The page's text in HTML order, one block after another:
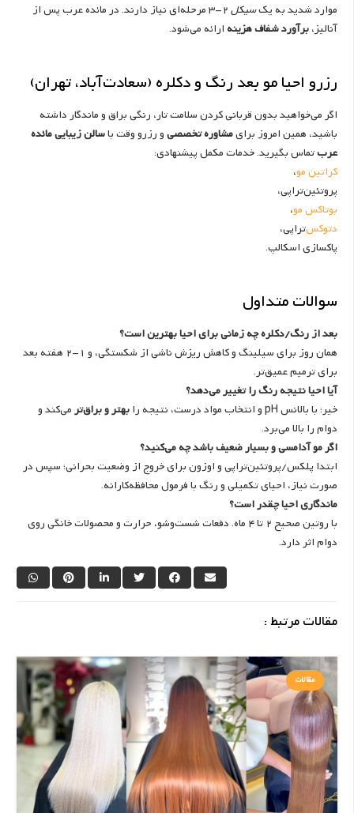
موارد شدید به یکسیکل
2-3 مرحله‌ای نیاز دارند. در مائده عرب پس از
آنالیز،برآورد شفاف هزینهارائه می‌شود.
رزرو احیا مو بعد رنگ و دکلره (سعادت‌آباد، تهران)
اگر می‌خواهید بدون قربانی کردن سلامت تار، رنگی براق و ماندگار داشته
باشید، همین امروز برایمشاوره تخصصیو رزرو وقت باسالن زیبایی مائده
عربتماس بگیرید. خدمات مکمل پیشنهادی:
کراتین مو،
پروتئین‌تراپی،
بوتاکس مو،
دتوکس‌تراپی،
پاکسازی اسکالپ.
سوالات متداول
بعد از رنگ/دکلره چه زمانی برای احیا بهترین است؟
همان روز برای سیلینگ و کاهش ریزش ناشی از شکستگی، و 1-2 هفته بعد
برای ترمیم عمیق‌تر.
آیا احیا نتیجه رنگ را تغییر می‌دهد؟
خیر؛ با بالانس pH و انتخاب مواد درست، نتیجه را
بهتر و براق‌ترمی‌کند و
دوام را بالا می‌برد.
اگر مو آدامسی و بسیار ضعیف باشد چه می‌کنید؟
ابتدا پلکس/پروتئین‌تراپی و اوزون برای خروج از وضعیت بحرانی؛ سپس در
صورت نیاز، احیای تکمیلی و رنگ با فرمول محافظه‌کارانه.
ماندگاری احیا چقدر است؟
با روتین صحیح 2 تا 4 ماه. دفعات شست‌وشو، حرارت و محصولات خانگی روی
دوام اثر دارد.
مقالات مرتبط :
مقالات